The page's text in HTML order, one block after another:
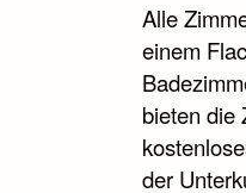
Alle
einem
bieten die
der